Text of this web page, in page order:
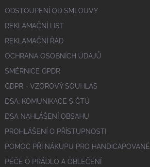
ODSTOUPENÍ OD SMLOUVY
REKLAMAČNÍ LIST
REKLAMAČNÍ ŘÁD
OCHRANA OSOBNÍCH ÚDAJŮ
SMĚRNICE GPDR
GDPR - VZOROVÝ SOUHLAS
DSA; KOMUNIKACE S ČTÚ
DSA NAHLÁŠENÍ OBSAHU
PROHLÁŠENÍ O PŘÍSTUPNOSTI
POMOC PŘI NÁKUPU PRO HANDICAPOVANÉ
PÉČE O PRÁDLO A OBLEČENÍ